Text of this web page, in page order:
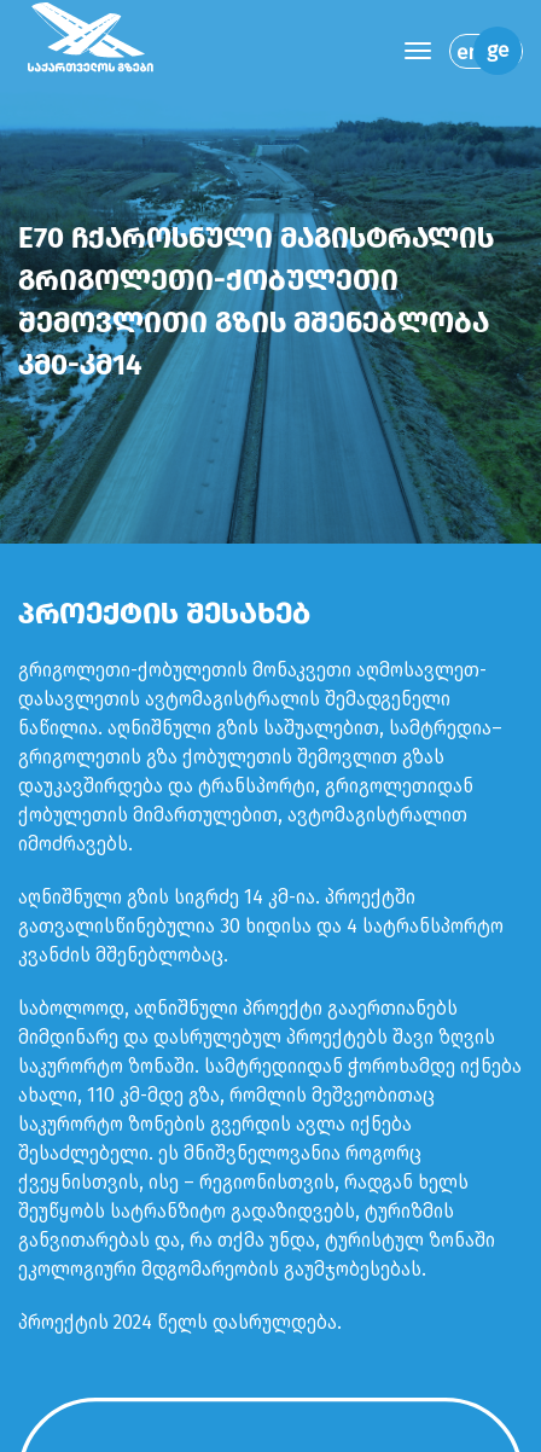
toggle
en ge
E70 ჩქაროსნული მაგისტრალის
გრიგოლეთი-ქობულეთი
შემოვლითი გზის მშენებლობა
კმ0-კმ14
ᲞᲠᲝᲔᲥᲢᲘᲡ ᲨᲔᲡᲐᲮᲔᲑ
გრიგოლეთი-ქობულეთის მონაკვეთი აღმოსავლეთ-
დასავლეთის ავტომაგისტრალის შემადგენელი
ნაწილია. აღნიშნული გზის საშუალებით, სამტრედია–
გრიგოლეთის გზა ქობულეთის შემოვლით გზას
დაუკავშირდება და ტრანსპორტი, გრიგოლეთიდან
ქობულეთის მიმართულებით, ავტომაგისტრალით
იმოძრავებს.
აღნიშნული გზის სიგრძე 14 კმ-ია. პროექტში
გათვალისწინებულია 30 ხიდისა და 4 სატრანსპორტო
კვანძის მშენებლობაც.
საბოლოოდ, აღნიშნული პროექტი გააერთიანებს
მიმდინარე და დასრულებულ პროექტებს შავი ზღვის
საკურორტო ზონაში. სამტრედიიდან ჭოროხამდე იქნება
ახალი, 110 კმ-მდე გზა, რომლის მეშვეობითაც
საკურორტო ზონების გვერდის ავლა იქნება
შესაძლებელი. ეს მნიშვნელოვანია როგორც
ქვეყნისთვის, ისე – რეგიონისთვის, რადგან ხელს
შეუწყობს სატრანზიტო გადაზიდვებს, ტურიზმის
განვითარებას და, რა თქმა უნდა, ტურისტულ ზონაში
ეკოლოგიური მდგომარეობის გაუმჯობესებას.
პროექტის 2024 წელს დასრულდება.